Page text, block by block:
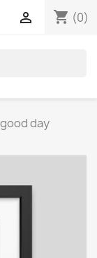
shopping_cart (0)

day